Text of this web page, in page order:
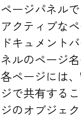
ページパネル
アクティブな
ドキュメント
ネルのページ
各ページには
ジで共有する
ジのオブジェ